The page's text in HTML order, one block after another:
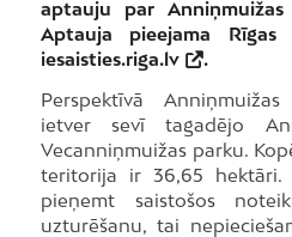
aptauju par
Aptauja pieejama Rīgas
iesaisties.riga.lv
.
Perspektīvā
ietver sevī tagadējo
Vecanniņmuižas parku.
teritorija ir 36,65 hektāri.
pieņemt saistošos
uzturēšanu, tai